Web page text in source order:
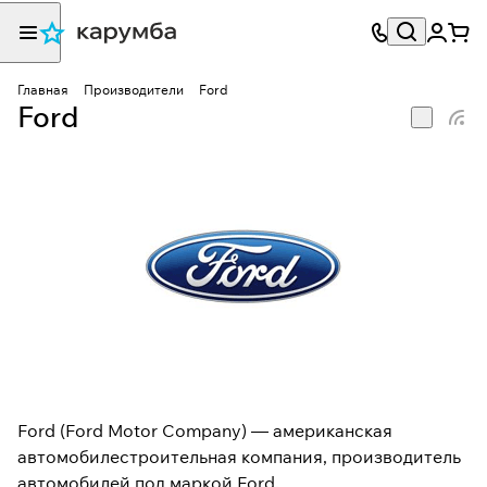
Главная Производители Ford
Ford
Ford (Ford Motor Company) — американская
автомобилестроительная компания, производитель
автомобилей под маркой Ford.